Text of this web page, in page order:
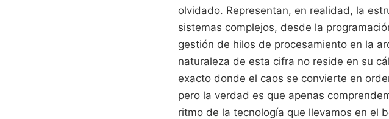
olvidado. Representan, en realidad, la
sistemas complejos, desde la
gestión de hilos de procesamiento en la
naturaleza de esta cifra no reside en su
exacto donde el caos se convierte en
pero la verdad es que apenas
ritmo de la tecnología que llevamos en el